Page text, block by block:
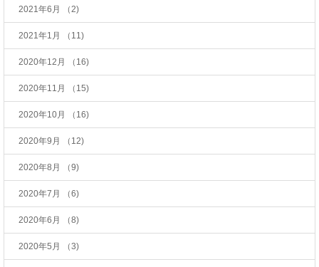
2021年6月 （2)
2021年1月 （11)
2020年12月 （16)
2020年11月 （15)
2020年10月 （16)
2020年9月 （12)
2020年8月 （9)
2020年7月 （6)
2020年6月 （8)
2020年5月 （3)